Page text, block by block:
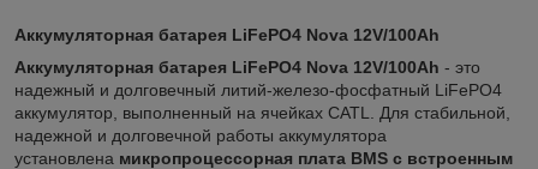
Аккумуляторная батарея LiFePO4 Nova 12V/100Ah
Аккумуляторная батарея LiFePO4 Nova 12V/100Ah - это
надежный и долговечный литий-железо-фосфатный LiFePO4
аккумулятор, выполненный на ячейках CATL. Для стабильной,
надежной и долговечной работы аккумулятора
установлена микропроцессорная плата BMS с встроенным